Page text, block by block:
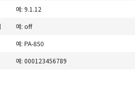
예: 9.1.12
예: off
예: PA-850
예: 000123456789